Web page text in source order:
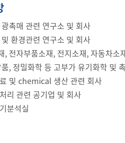
촉매 관련 연구소 및 회사
환경관련 연구소 및 회사
, 전자부품소재, 전지소재, 자동차
, 정밀화학 등 고부가 유기화학 및
및 chemical 생산 관련 회사
리 관련 공기업 및 회사
분석실